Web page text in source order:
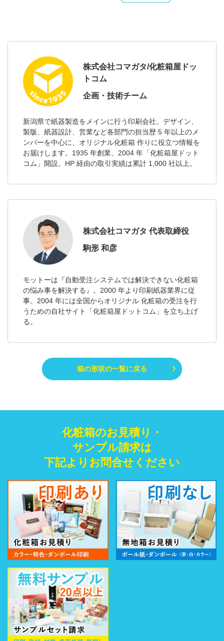
株式会社コマガタ/化粧箱屋ドッ
トコム
企画・技術チーム
新潟県で紙器製造をメインに行う印刷会社。デザイン、
製版、紙器設計、営業など各部門の担当歴 5 年以上のメ
ンバーを中心に、オリジナル化粧箱 作りに役立つ情報を
お届けします。1935 年創業、2004 年「化粧箱屋ドット
コム」開設。HP 経由の取引実績は累計 1,000 社以上。
株式会社コマガタ 代表取締役
駒形 和彦
モットーは『自動受注システムでは解決できない化粧箱
の悩み事を解決する』。2000 年より印刷紙器業界に従
事。2004 年には全国からオリジナル 化粧箱の受注を行
うための自社サイト「化粧箱屋ドットコム」を立ち上げ
る。
箱の形状の一覧に戻る
化粧箱のお見積り・
サンプル請求は
下記よりお問合せください